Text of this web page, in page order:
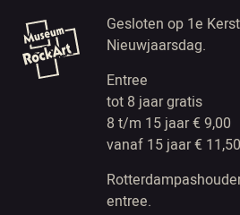
Gesloten op 1e
Nieuwjaarsdag.
Entree
tot 8 jaar gratis
8 t/m 15 jaar € 9,00
vanaf 15 jaar € 11,50
entree.